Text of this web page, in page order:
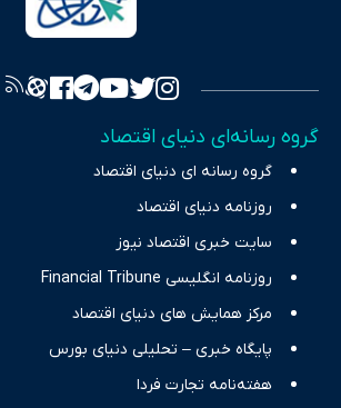
به اصول «انصاف، امانت و صداقت»، بستری برای
تصویری شفاف از واقعیت‌های اقتصادی ارائه دهد. ما
چالش‌های فقر و بیکاری را جست‌وجو کرده و در کنار
نیازهای خبری مخاطبان در حوزه‌های اثرگذار بر
حرفه‌ای و روزآمد پوشش می‌دهیم.
گروه رسانه‌ای دنیای اقتصاد
گروه رسانه ای دنیای اقتصاد
روزنامه دنیای اقتصاد
سایت خبری اقتصاد نیوز
روزنامه انگلیسی Financial Tribune
مرکز همایش های دنیای اقتصاد
پایگاه خبری – تحلیلی دنیای بورس
هفته‌نامه تجارت فردا